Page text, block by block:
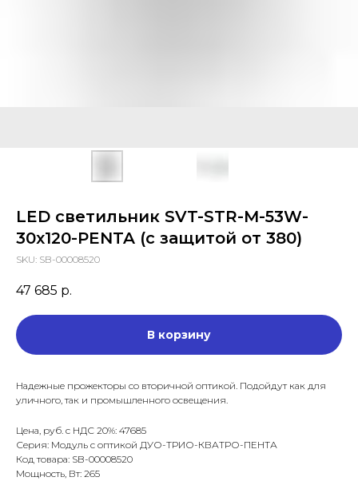
LED светильник SVT-STR-M-53W-
30x120-PENTA (с защитой от 380)
SKU: SB-00008520
47 685 р.
В корзину
Надежные прожекторы со вторичной оптикой. Подойдут как для
уличного, так и промышленного освещения.
Цена, руб. с НДС 20%: 47685
Серия: Модуль с оптикой ДУО-ТРИО-КВАТРО-ПЕНТА
Код товара: SB-00008520
Мощность, Вт: 265